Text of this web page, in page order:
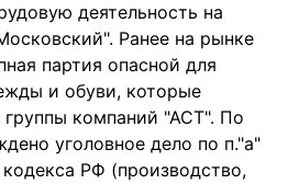
деятельность на
Ранее на рынке
партия опасной для
и обуви, которые
группы компаний "АСТ". По
уголовное дело по п."а"
кодекса РФ (производство,